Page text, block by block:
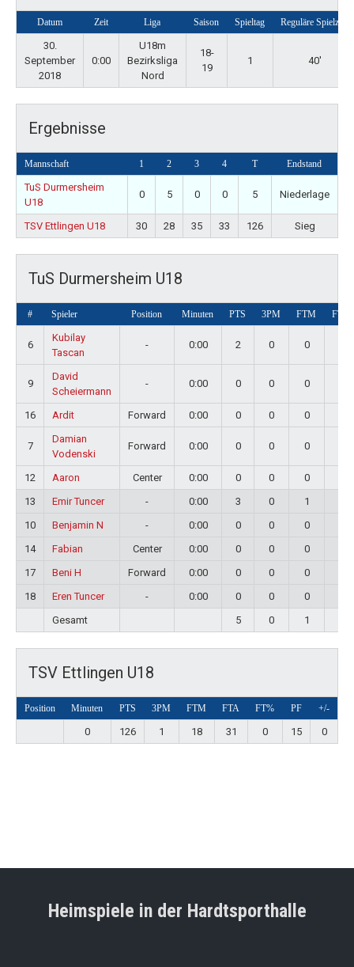
Datum Zeit Liga Saison Spieltag Reguläre Spielzeit
30.
September
2018
0:00
U18m
Bezirksliga
Nord
18-
19
1 40'
Ergebnisse
Mannschaft 1 2 3 4 T Endstand
TuS Durmersheim
U18
0 5 0 0 5 Niederlage
TSV Ettlingen U18 30 28 35 33 126 Sieg
TuS Durmersheim U18
# Spieler Position Minuten PTS 3PM FTM FTA
6
Kubilay
Tascan
- 0:00 2 0 0
9
David
Scheiermann
- 0:00 0 0 0
16 Ardit Forward 0:00 0 0 0
7
Damian
Vodenski
Forward 0:00 0 0 0
12 Aaron Center 0:00 0 0 0
13
Emir Tuncer - 0:00 3 0 1
10
Benjamin N - 0:00 0 0 0
14
Fabian Center 0:00 0 0 0
17
Beni H Forward 0:00 0 0 0
18
Eren Tuncer - 0:00 0 0 0
Gesamt
5 0 1
TSV Ettlingen U18
Position Minuten PTS 3PM FTM FTA FT% PF +/-
0 126 1 18 31 0 15 0
Heimspiele in der Hardtsporthalle